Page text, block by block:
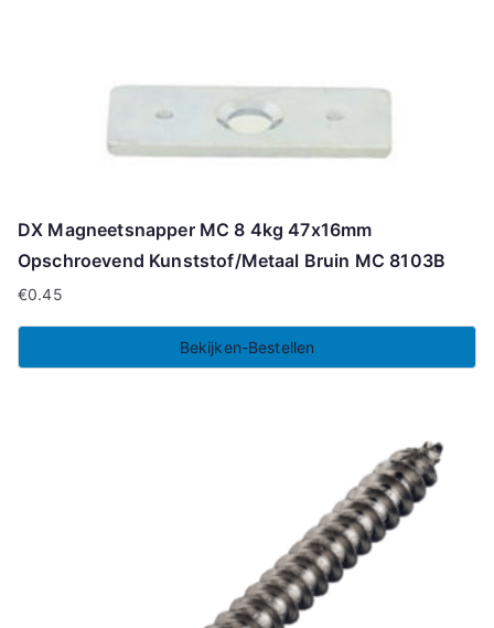
DX Magneetsnapper MC 8 4kg 47x16mm
Opschroevend Kunststof/Metaal Bruin MC 8103B
€0.45
Bekijken-Bestellen